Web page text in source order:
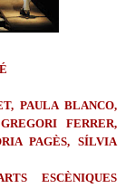
PAULA BLANCO,
FERRER,
PAGÈS, SÍLVIA
ESCÈNIQUES